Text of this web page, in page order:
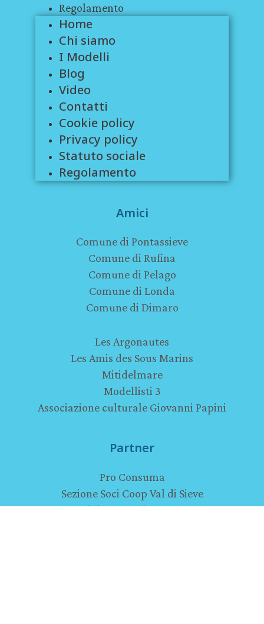
Regolamento
Home
Chi siamo
I Modelli
Blog
Video
Contatti
Cookie policy
Privacy policy
Statuto sociale
Regolamento
Amici
Comune di Pontassieve
Comune di Rufina
Comune di Pelago
Comune di Londa
Comune di Dimaro
Les Argonautes
Les Amis des Sous Marins
Mitidelmare
Modellisti 3
Associazione culturale Giovanni Papini
Partner
Pro Consuma
Sezione Soci Coop Val di Sieve
Model Expo Italy - Verona